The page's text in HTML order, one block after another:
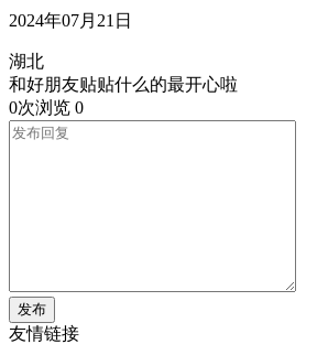
2024年07月21日
湖北
和好朋友贴贴什么的最开心啦
0次浏览 0
发布
友情链接